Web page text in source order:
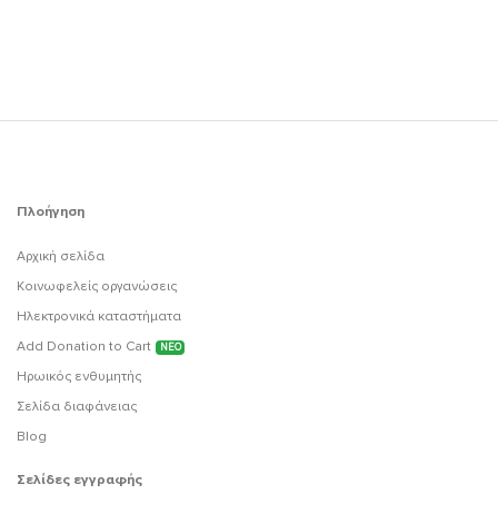
Πλοήγηση
Αρχική σελίδα
Κοινωφελείς οργανώσεις
Ηλεκτρονικά καταστήματα
Add Donation to Cart
ΝΕΟ
Ηρωικός ενθυμητής
Σελίδα διαφάνειας
Blog
Σελίδες εγγραφής